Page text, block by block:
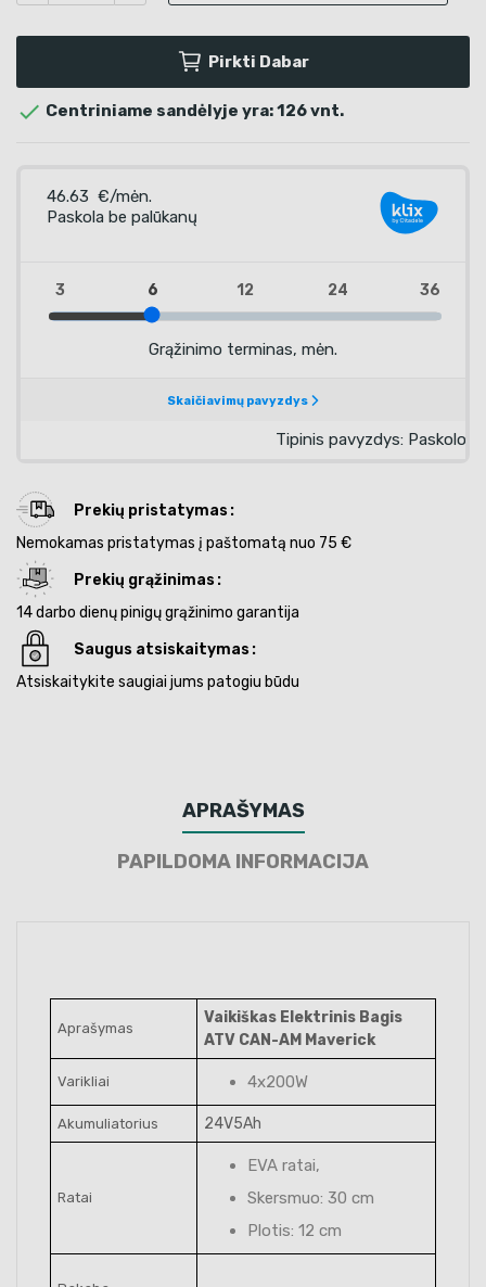
Pirkti Dabar
 Centriniame sandėlyje yra: 126 vnt.
Prekių pristatymas
Nemokamas pristatymas į paštomatą nuo 75 €
Prekių grąžinimas
14 darbo dienų pinigų grąžinimo garantija
Saugus atsiskaitymas
Atsiskaitykite saugiai jums patogiu būdu
APRAŠYMAS
PAPILDOMA INFORMACIJA
Aprašymas
Vaikiškas Elektrinis Bagis
ATV CAN-AM Maverick
Varikliai 4x200W
Akumuliatorius 24V5Ah
Ratai
EVA ratai,
Skersmuo: 30 cm
Plotis: 12 cm